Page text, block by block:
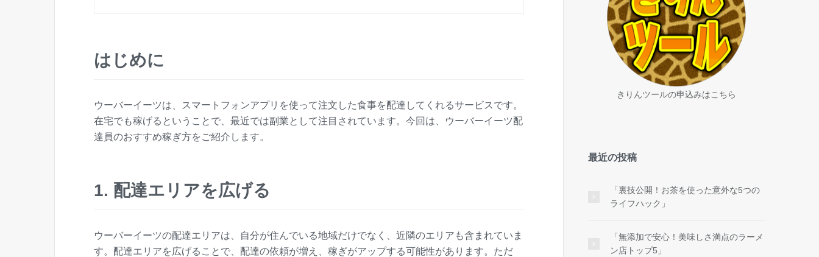
はじめに
ウーバーイーツは、スマートフォンアプリを使って注文した食事を配達してくれるサービスです。
在宅でも稼げるということで、最近では副業として注目されています。今回は、ウーバーイーツ配
達員のおすすめ稼ぎ方をご紹介します。
1. 配達エリアを広げる
ウーバーイーツの配達エリアは、自分が住んでいる地域だけでなく、近隣のエリアも含まれていま
す。配達エリアを広げることで、配達の依頼が増え、稼ぎがアップする可能性があります。ただ
きりんツールの申込みはこちら
最近の投稿
「裏技公開！お茶を使った意外な5つの
ライフハック」
「無添加で安心！美味しさ満点のラーメ
ン店トップ5」